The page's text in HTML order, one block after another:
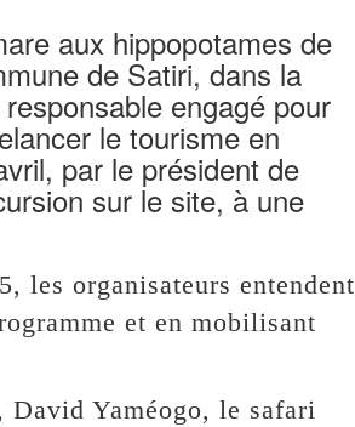
aux hippopotames de
de Satiri, dans la
engagé pour
le tourisme en
par le président de
sur le site, à une
les organisateurs entendent
et en mobilisant
David Yaméogo, le safari